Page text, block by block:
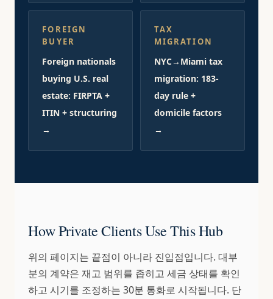
FOREIGN
BUYER
Foreign nationals
buying U.S. real
estate: FIRPTA +
ITIN + structuring
→
TAX
MIGRATION
NYC→Miami tax
migration: 183-
day rule +
domicile factors
→
How Private Clients Use This Hub
위의 페이지는 끝점이 아니라 진입점입니다. 대부
분의 계약은 재고 범위를 좁히고 세금 상태를 확인
하고 시기를 조정하는 30분 통화로 시작됩니다. 단